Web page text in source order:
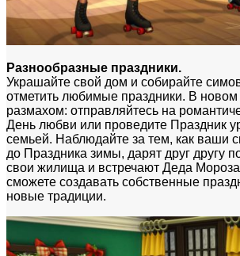
Разнообразные праздники.
Украшайте свой дом и собирайте
отметить любимые праздники. В новом
размахом: отправляйтесь на
День любви или проведите Праздник
семьей. Наблюдайте за тем, как ваши
до Праздника зимы, дарят друг другу
свои жилища и встречают Деда
сможете создавать собственные
новые традиции.